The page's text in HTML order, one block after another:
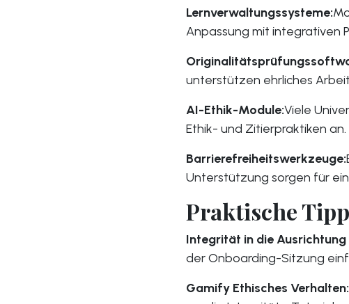
Lernverwaltungssysteme:
Anpassung mit integrativen
unterstützen ehrliches
AI-Ethik-Module:Viele
Ethik- und Zitierpraktiken an.
Barrierefreiheitswerkzeuge:
Unterstützung sorgen für
Praktische
Integrität in die Ausrichtung
der Onboarding-Sitzung
Gamify Ethisches Verhalten: